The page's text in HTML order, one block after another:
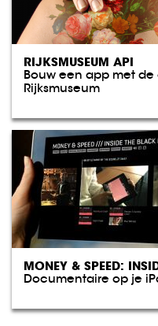
RIJKSMUSEUM API
Bouw een app met
Rijksmuseum
MONEY & SPEED:
Documentaire op je